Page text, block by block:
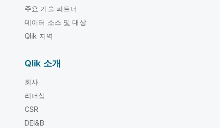
주요 기술 파트너
데이터 소스 및 대상
Qlik 지역
Qlik 소개
회사
리더십
CSR
DEI&B